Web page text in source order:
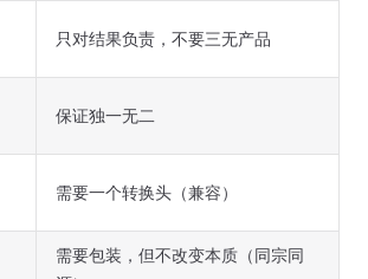
只对结果负责，不要三无产品
保证独一无二
需要一个转换头（兼容）
需要包装，但不改变本质（同宗同